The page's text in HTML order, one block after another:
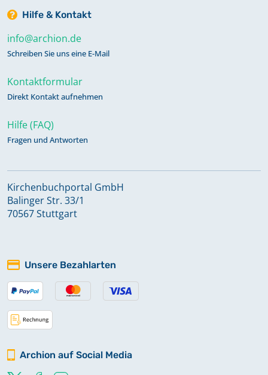
Hilfe & Kontakt
info@archion.de
Schreiben Sie uns eine E-Mail
Kontaktformular
Direkt Kontakt aufnehmen
Hilfe (FAQ)
Fragen und Antworten
Kirchenbuchportal GmbH
Balinger Str. 33/1
70567 Stuttgart
Unsere Bezahlarten
Archion auf Social Media